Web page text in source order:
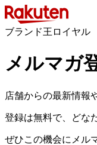
ブランド王ロイヤル
メルマガ
店舗からの最新情報
登録は無料で、どな
ぜひこの機会にメル